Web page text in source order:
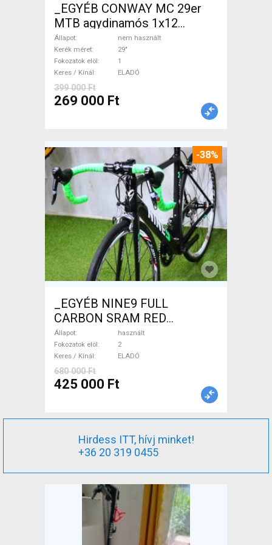
_EGYÉB CONWAY MC 29er
MTB agydinamós 1x12
Mountain Bike 29" elöl
teleszkópos nem használt
ELADÓ
Állapot
nem használt
Kerék méret
29"
Fokozatok elöl
1
Keres / Kínál
ELADÓ
399 000 Ft
269 000 Ft
-38%
_EGYÉB NINE9 FULL
CARBON SRAM RED
CARBON Országúti használt
ELADÓ
Állapot
használt
Fokozatok elöl
2
Keres / Kínál
ELADÓ
680 000 Ft
425 000 Ft
Hirdess ITT, hívj minket!
+36 20 319 0455